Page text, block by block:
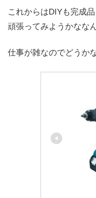
これからはDIYも完成
頑張ってみようかなな
仕事が雑なのでどうか